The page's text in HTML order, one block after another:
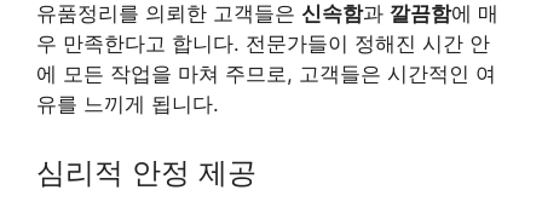
유품정리를 의뢰한 고객들은 신속함과 깔끔함에 매
우 만족한다고 합니다. 전문가들이 정해진 시간 안
에 모든 작업을 마쳐 주므로, 고객들은 시간적인 여
유를 느끼게 됩니다.
심리적 안정 제공